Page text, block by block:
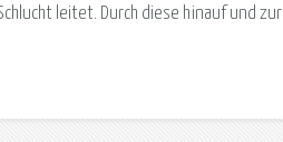
leitet. Durch diese hinauf und zur